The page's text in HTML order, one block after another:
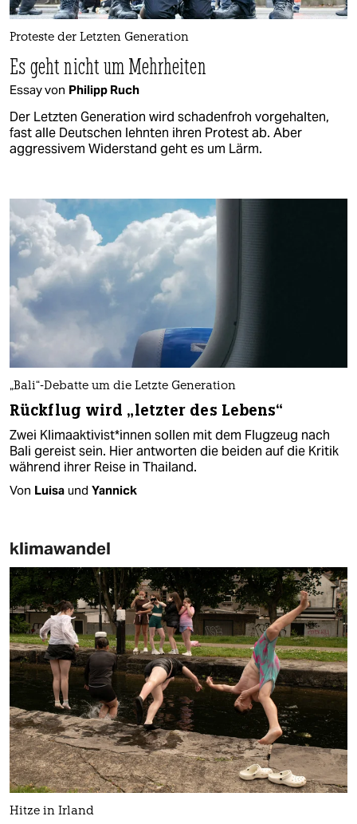
Proteste der Letzten Generation
Es geht nicht um Mehrheiten
Essay von Philipp Ruch
Der Letzten Generation wird schadenfroh vorgehalten,
fast alle Deutschen lehnten ihren Protest ab. Aber
aggressivem Widerstand geht es um Lärm.
„Bali“-Debatte um die Letzte Generation
Rückflug wird „letzter des Lebens“
Zwei Kli­ma­ak­ti­vis­t*in­nen sollen mit dem Flugzeug nach
Bali gereist sein. Hier antworten die beiden auf die Kritik
während ihrer Reise in Thailand.
Von Luisa und Yannick
klimawandel
Hitze in Irland